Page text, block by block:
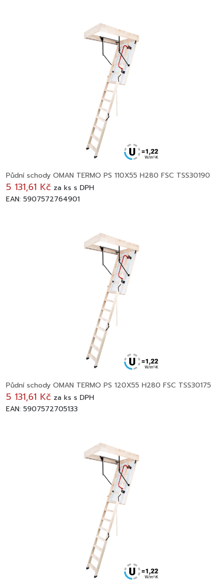
Půdní schody OMAN TERMO PS 110X55 H280 FSC TSS30190
5 131,61 Kč za ks s DPH
EAN: 5907572764901
Půdní schody OMAN TERMO PS 120X55 H280 FSC TSS30175
5 131,61 Kč za ks s DPH
EAN: 5907572705133